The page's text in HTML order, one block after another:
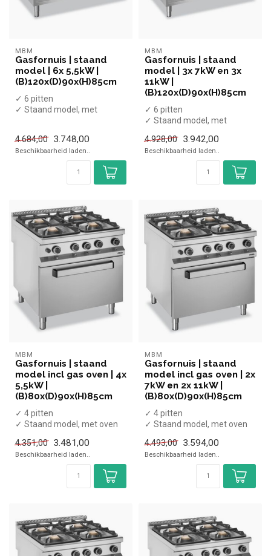
MBM
Gasfornuis | staand
model | 6x 5,5kW |
(B)120x(D)90x(H)85cm
✓ 6 pitten
✓ Staand model, met
✓ Gas
4.684,00 3.748,00
Beschikbaarheid laden..
MBM
Gasfornuis | staand
model | 3x 7kW en 3x
11kW |
(B)120x(D)90x(H)85cm
✓ 6 pitten
✓ Staand model, met
✓ 54 kW
✓ Gas
4.928,00 3.942,00
Beschikbaarheid laden..
MBM
Gasfornuis | staand
model incl gas oven | 4x
5,5kW |
(B)80x(D)90x(H)85cm
✓ 4 pitten
✓ Staand model, met oven
✓ Gas
4.351,00 3.481,00
Beschikbaarheid laden..
MBM
Gasfornuis | staand
model incl gas oven | 2x
7kW en 2x 11kW |
(B)80x(D)90x(H)85cm
✓ 4 pitten
✓ Staand model, met oven
✓ Gas
4.493,00 3.594,00
Beschikbaarheid laden..